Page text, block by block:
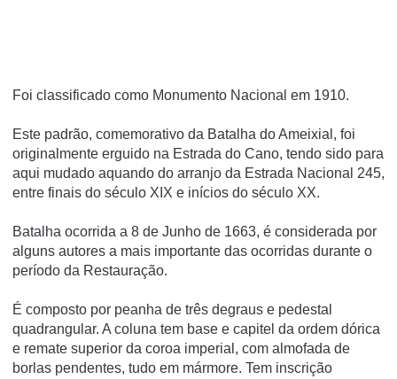
Foi classificado como Monumento Nacional em 1910.
Este padrão, comemorativo da Batalha do Ameixial, foi
originalmente erguido na Estrada do Cano, tendo sido para
aqui mudado aquando do arranjo da Estrada Nacional 245,
entre finais do século XIX e inícios do século XX.
Batalha ocorrida a 8 de Junho de 1663, é considerada por
alguns autores a mais importante das ocorridas durante o
período da Restauração.
É composto por peanha de três degraus e pedestal
quadrangular. A coluna tem base e capitel da ordem dórica
e remate superior da coroa imperial, com almofada de
borlas pendentes, tudo em mármore. Tem inscrição